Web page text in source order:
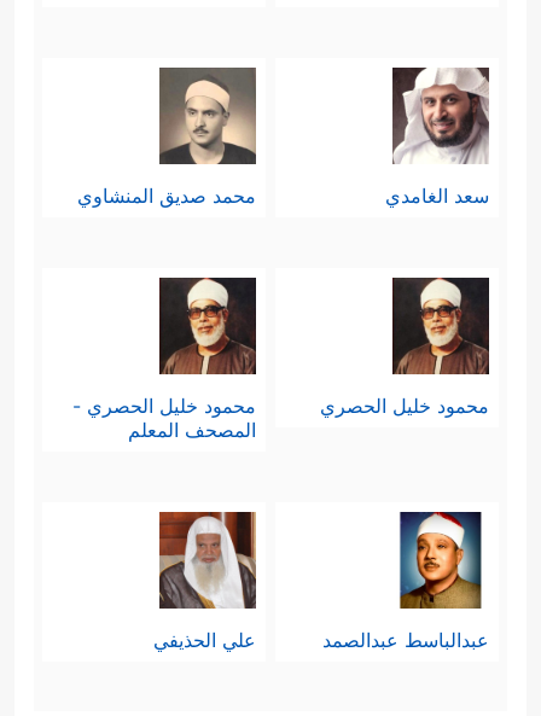
سعد الغامدي محمد صديق المنشاوي
محمود خليل الحصري
محمود خليل الحصري -
المصحف المعلم
عبدالباسط عبدالصمد علي الحذيفي